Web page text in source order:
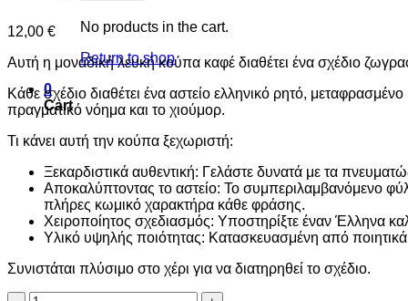
No products in the cart.
Return to shop
0
Cart
12,00 €
Αυτή η μοναδική λευκή κούπα καφέ διαθέτει ένα σχέδιο
Κάθε σχέδιο διαθέτει ένα αστείο ελληνικό ρητό,
πραγματικό νόημα και το χιούμορ.
Τι κάνει αυτή την κούπα ξεχωριστή:
Ξεκαρδιστικά αυθεντική: Γελάστε δυνατά με τα
Αποκαλύπτοντας το αστείο: Το συμπεριλαμβανόμενο
πλήρες κωμικό χαρακτήρα κάθε φράσης.
Χειροποίητος σχεδιασμός: Υποστηρίξτε έναν Έλληνα
Υλικό υψηλής ποιότητας: Κατασκευασμένη από
Συνιστάται πλύσιμο στο χέρι για να διατηρηθεί το σχέδιο.